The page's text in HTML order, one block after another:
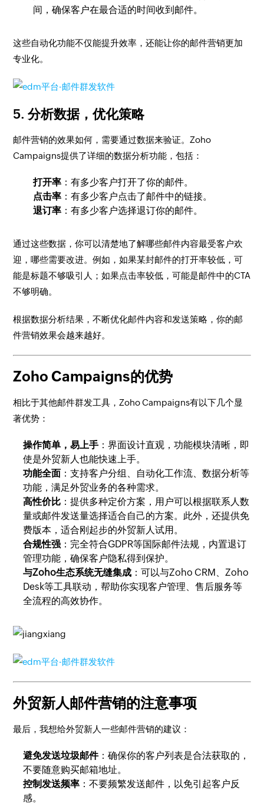
间，确保客户在最合适的时间收到邮件。
这些自动化功能不仅能提升效率，还能让你的邮件营销更加
专业化。
5.分析数据，优化策略
邮件营销的效果如何，需要通过数据来验证。Zoho
Campaigns提供了详细的数据分析功能，包括：
打开率 ：有多少客户打开了你的邮件。
点击率 ：有多少客户点击了邮件中的链接。
退订率 ：有多少客户选择退订你的邮件。
通过这些数据，你可以清楚地了解哪些邮件内容最受客户欢
迎，哪些需要改进。例如，如果某封邮件的打开率较低，可
能是标题不够吸引人；如果点击率较低，可能是邮件中的CTA
不够明确。
根据数据分析结果，不断优化邮件内容和发送策略，你的邮
件营销效果会越来越好。
Zoho Campaigns的优势
相比于其他邮件群发工具，Zoho Campaigns有以下几个显
著优势：
操作简单，易上手 ：界面设计直观，功能模块清晰，即
使是外贸新人也能快速上手。
功能全面 ：支持客户分组、自动化工作流、数据分析等
功能，满足外贸业务的各种需求。
高性价比 ：提供多种定价方案，用户可以根据联系人数
量或邮件发送量选择适合自己的方案。此外，还提供免
费版本，适合刚起步的外贸新人试用。
合规性强 ：完全符合GDPR等国际邮件法规，内置退订
管理功能，确保客户隐私得到保护。
与Zoho生态系统无缝集成 ：可以与Zoho CRM、Zoho
Desk等工具联动，帮助你实现客户管理、售后服务等
全流程的高效协作。
外贸新人邮件营销的注意事项
最后，我想给外贸新人一些邮件营销的建议：
避免发送垃圾邮件：确保你的客户列表是合法获取的，
不要随意购买邮箱地址。
控制发送频率 ：不要频繁发送邮件，以免引起客户反
感。